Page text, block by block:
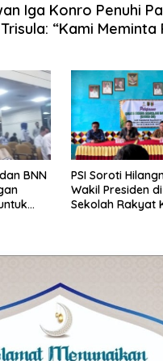
Iga Konro Penuhi
“Kami Meminta
BNN
PSI Soroti
Wakil Presiden
Sekolah Rakyat